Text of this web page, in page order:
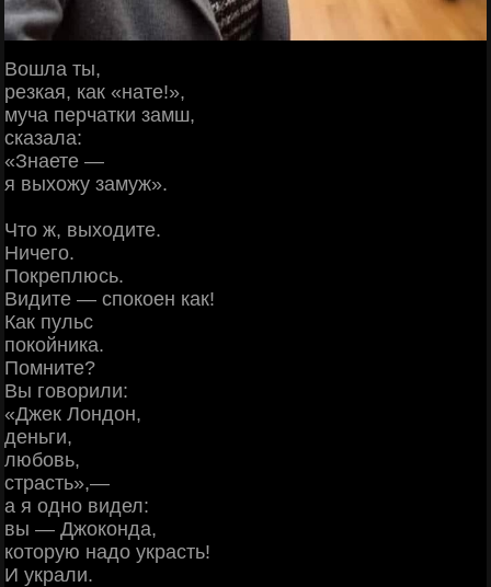
Вошла ты,
резкая, как «нате!»,
муча перчатки замш,
сказала:
«Знаете —
я выхожу замуж».
Что ж, выходите.
Ничего.
Покреплюсь.
Видите — спокоен как!
Как пульс
покойника.
Помните?
Вы говорили:
«Джек Лондон,
деньги,
любовь,
страсть»,—
а я одно видел:
вы — Джоконда,
которую надо украсть!
И украли.